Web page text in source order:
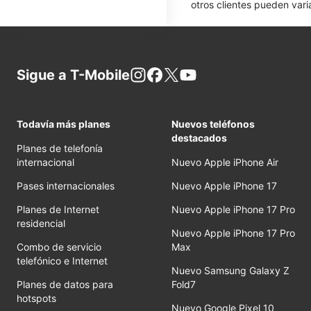
otros clientes pueden